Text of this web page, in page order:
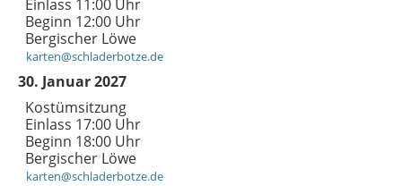
Einlass 11:00 Uhr
Beginn 12:00 Uhr
Bergischer Löwe
karten@schladerbotze.de
30. Januar 2027
Kostümsitzung
Einlass 17:00 Uhr
Beginn 18:00 Uhr
Bergischer Löwe
karten@schladerbotze.de